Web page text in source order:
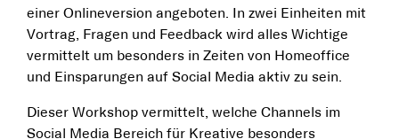
einer Onlineversion angeboten. In zwei Einheiten mit
Vortrag, Fragen und Feedback wird alles Wichtige
vermittelt um besonders in Zeiten von Homeoffice
und Einsparungen auf Social Media aktiv zu sein.
Dieser Workshop vermittelt, welche Channels im
Social Media Bereich für Kreative besonders